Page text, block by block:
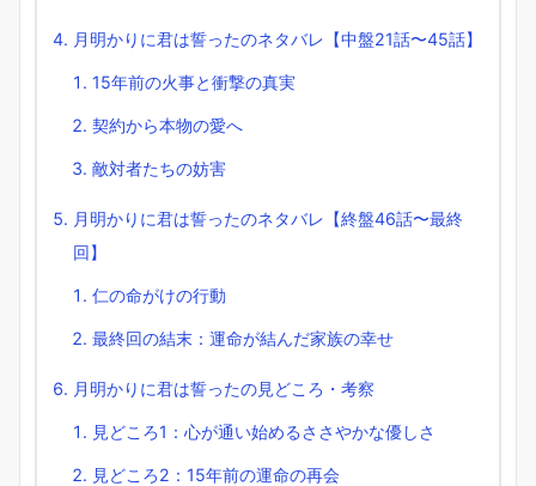
月明かりに君は誓ったのネタバレ【中盤21話〜45話】
15年前の火事と衝撃の真実
契約から本物の愛へ
敵対者たちの妨害
月明かりに君は誓ったのネタバレ【終盤46話〜最終
回】
仁の命がけの行動
最終回の結末：運命が結んだ家族の幸せ
月明かりに君は誓ったの見どころ・考察
見どころ1：心が通い始めるささやかな優しさ
見どころ2：15年前の運命の再会